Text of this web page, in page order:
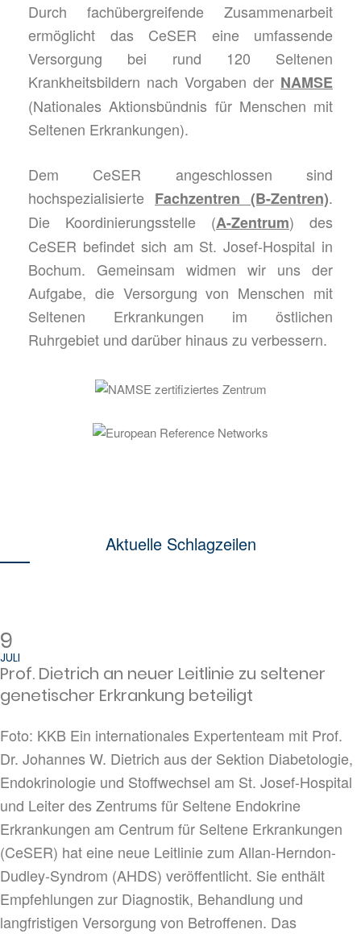
Durch fachübergreifende Zusammenarbeit
ermöglicht das CeSER eine umfassende
Versorgung bei rund 120 Seltenen
Krankheitsbildern nach Vorgaben der NAMSE
(Nationales Aktionsbündnis für Menschen mit
Seltenen Erkrankungen).
Dem CeSER angeschlossen sind
hochspezialisierte Fachzentren (B-Zentren).
Die Koordinierungsstelle (A-Zentrum) des
CeSER befindet sich am St. Josef-Hospital in
Bochum. Gemeinsam widmen wir uns der
Aufgabe, die Versorgung von Menschen mit
Seltenen Erkrankungen im östlichen
Ruhrgebiet und darüber hinaus zu verbessern.
Aktuelle Schlagzeilen
9
JULI
Prof. Dietrich an neuer Leitlinie zu seltener
genetischer Erkrankung beteiligt
Foto: KKB Ein internationales Expertenteam mit Prof.
Dr. Johannes W. Dietrich aus der Sektion Diabetologie,
Endokrinologie und Stoffwechsel am St. Josef-Hospital
und Leiter des Zentrums für Seltene Endokrine
Erkrankungen am Centrum für Seltene Erkrankungen
(CeSER) hat eine neue Leitlinie zum Allan-Herndon-
Dudley-Syndrom (AHDS) veröffentlicht. Sie enthält
Empfehlungen zur Diagnostik, Behandlung und
langfristigen Versorgung von Betroffenen. Das